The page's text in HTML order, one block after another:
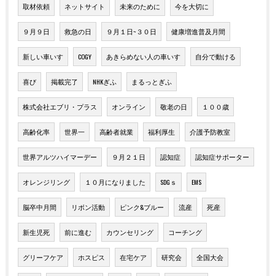
取材依頼 ネットサイト 未来のために 今を大切に
９月９日 救急の日 ９月１日~３０日 健康増進普及月間
新しい車いす COGY あきらめない人の車いす 自分で動ける
喜び 掲載完了 NHKぎふ まるっとぎふ
株式会社エブリ・プラス オンライン 敬老の日 １００歳
高齢化率 世界一 高齢者就業 福利厚生 介護予防教室
世界アルツハイマーデー ９月２１日 認知症 認知症サポーター
オレンジリング １０月になりました SDGｓ EMS
脳卒中月間 リボン活動 ピンク&ブルー 流産 死産
新生児死 前に進む カウンセリング コーチング
グリーフケア ホスピス 在宅ケア 研究会 全国大会